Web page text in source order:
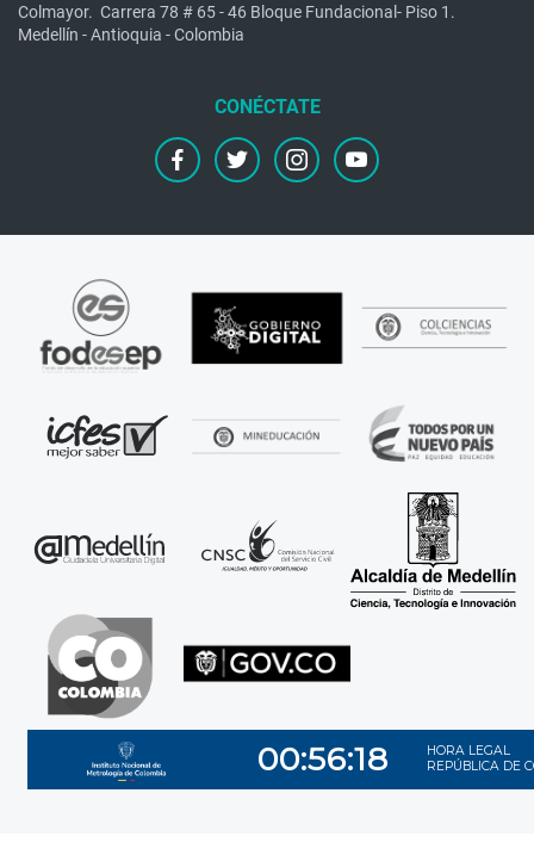
Colmayor. Carrera 78 # 65 - 46 Bloque Fundacional- Piso 1.
Medellín - Antioquia - Colombia